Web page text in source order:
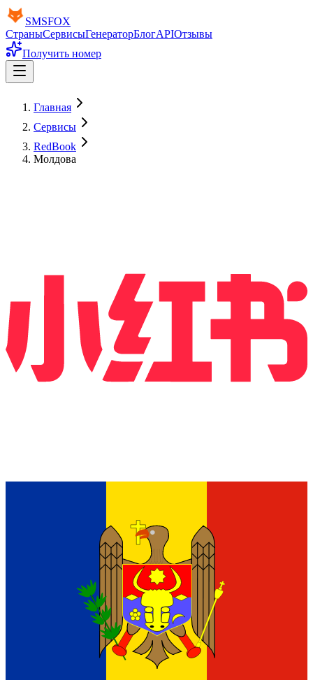
SMSFOX
СтраныСервисыГенераторБлогAPIОтзывы
Получить номер
Главная
Сервисы
RedBook
Молдова